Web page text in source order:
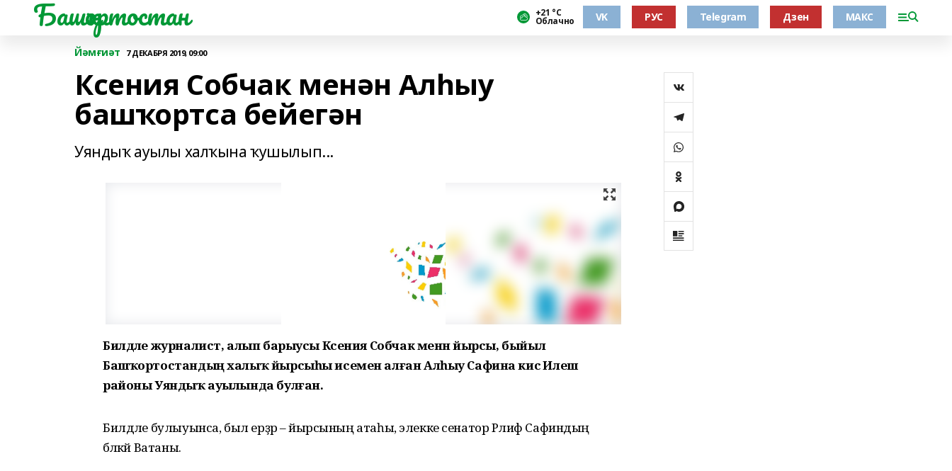
Башҡортостан +21 °С
Облачно VK РУС Telegram Дзен МАКС
Йәмғиәт 7 ДЕКАБРЯ 2019, 09:00
Ксения Собчак менән Алһыу
башҡортса бейегән
Уяндыҡ ауылы халҡына ҡушылып...
Билдәле журналист, алып барыусы Ксения Собчак менән йырсы, быйыл
Башҡортостандың халыҡ йырсыһы исемен алған Алһыу Сафина кисә Илеш
районы Уяндыҡ ауылында булған.
Билдәле булыуынса, был ерҙәр – йырсының атаһы, элекке сенатор Рәлиф Сафиндың
бәләкәй Ватаны.